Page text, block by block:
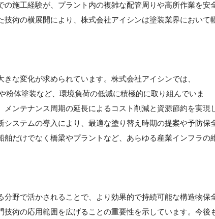
施工経験が、プラント内の複雑な配管周りや高所作業を安
術の横展開により、株式会社アイシンは塗装業界において
な変化が求められています。株式会社アイシンでは、
体塗装など、環境負荷の低減に積極的に取り組んでいま
ンテナンス周期の延長によるコスト削減と資源節約を実現
ステムの導入により、最適な塗り替え時期の提案や予防保
だけでなく橋梁やプラントなど、あらゆる産業インフラの
野で活かされることで、より効果的で持続可能な構造物保
術の応用範囲を広げることの重要性を示しています。今後